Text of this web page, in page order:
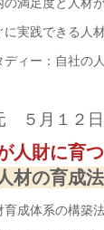
践できる人材
ディー：自社の
５月１２日
人財に育
材の育成法
育成体系の構築